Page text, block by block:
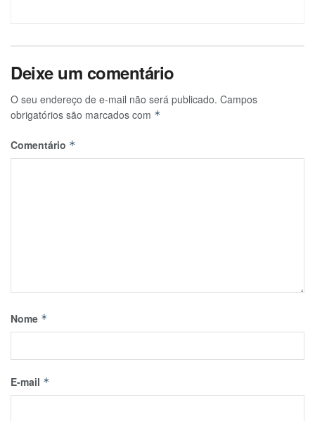
Deixe um comentário
O seu endereço de e-mail não será publicado. Campos
obrigatórios são marcados com *
Comentário *
Nome *
E-mail *